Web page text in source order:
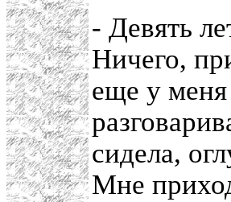
- Девять
Ничего,
еще у
сидела,
Мне